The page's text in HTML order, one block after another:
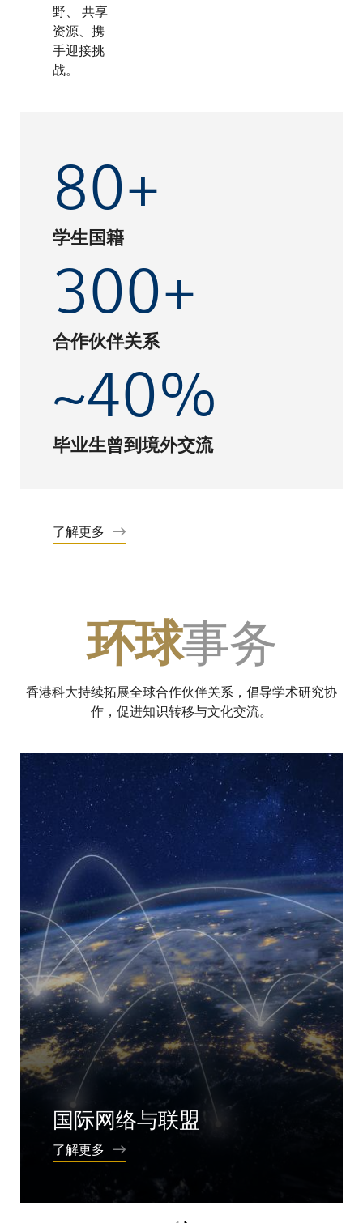
野、 共享
资源、携
手迎接挑
战。
80+
学生国籍
300+
合作伙伴关系
~40%
毕业生曾到境外交流
了解更多
环球事务
香港科大持续拓展全球合作伙伴关系，倡导学术研究协
作，促进知识转移与文化交流。
国际网络与联盟
香港科大是40多个享誉国际的联盟的创始及
核心成员。
了解更多